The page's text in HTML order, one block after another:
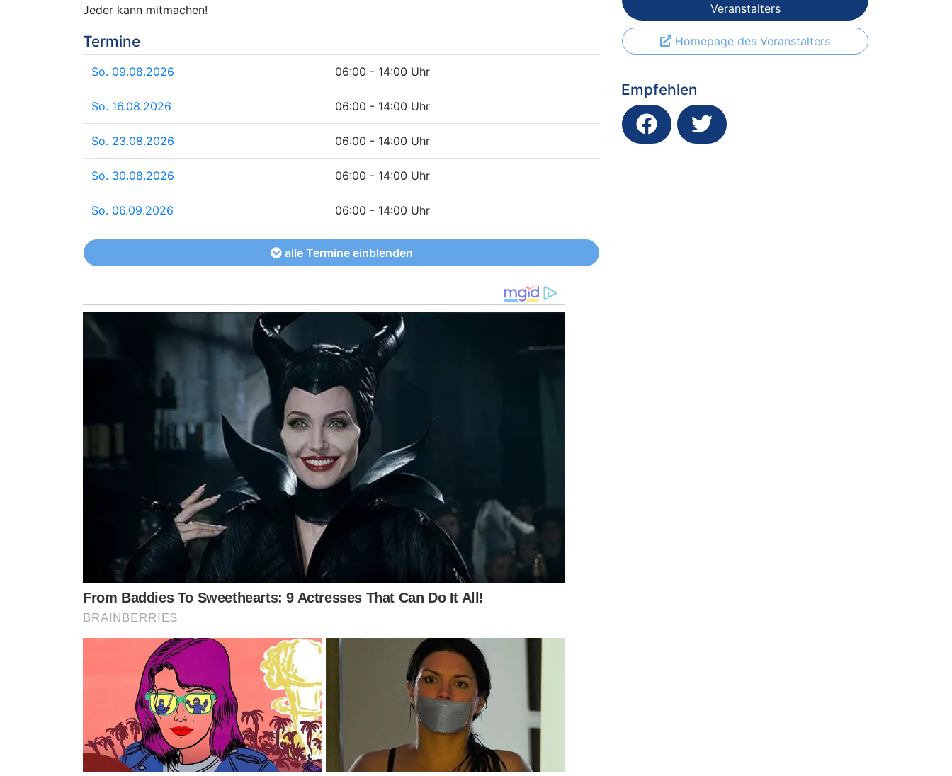
Jeder kann mitmachen!
Termine
So. 09.08.2026 06:00 - 14:00 Uhr
So. 16.08.2026 06:00 - 14:00 Uhr
So. 23.08.2026 06:00 - 14:00 Uhr
So. 30.08.2026 06:00 - 14:00 Uhr
So. 06.09.2026 06:00 - 14:00 Uhr
alle Termine einblenden
Veranstalters
Homepage des Veranstalters
Empfehlen